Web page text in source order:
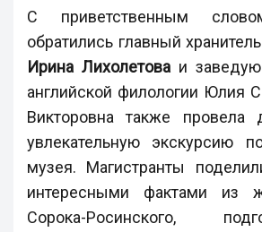
С приветственным
обратились главный
Ирина Лихолетова и
английской филологии Юлия
Викторовна также провела
увлекательную экскурсию
музея. Магистранты
интересными фактами из
Сорока-Росинского,